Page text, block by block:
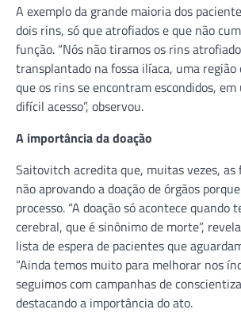
A exemplo da grande maioria dos
dois rins, só que atrofiados e que não
função. “Nós não tiramos os rins
transplantado na fossa ilíaca, uma região
que os rins se encontram escondidos,
difícil acesso”, observou.
A importância da doação
Saitovitch acredita que, muitas vezes, as
não aprovando a doação de órgãos
processo. “A doação só acontece quando
cerebral, que é sinônimo de morte”,
lista de espera de pacientes que
“Ainda temos muito para melhorar nos
seguimos com campanhas de
destacando a importância do ato.